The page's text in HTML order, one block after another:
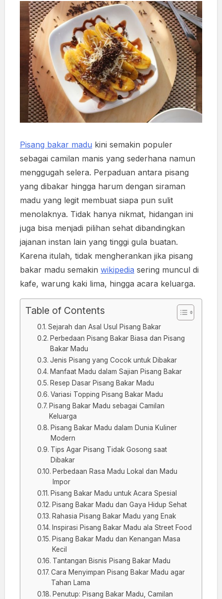
Pisang bakar madu kini semakin populer
sebagai camilan manis yang sederhana namun
menggugah selera. Perpaduan antara pisang
yang dibakar hingga harum dengan siraman
madu yang legit membuat siapa pun sulit
menolaknya. Tidak hanya nikmat, hidangan ini
juga bisa menjadi pilihan sehat dibandingkan
jajanan instan lain yang tinggi gula buatan.
Karena itulah, tidak mengherankan jika pisang
bakar madu semakin wikipedia sering muncul di
kafe, warung kaki lima, hingga acara keluarga.
Table of Contents
Sejarah dan Asal Usul Pisang Bakar
Perbedaan Pisang Bakar Biasa dan Pisang
Bakar Madu
Jenis Pisang yang Cocok untuk Dibakar
Manfaat Madu dalam Sajian Pisang Bakar
Resep Dasar Pisang Bakar Madu
Variasi Topping Pisang Bakar Madu
Pisang Bakar Madu sebagai Camilan
Keluarga
Pisang Bakar Madu dalam Dunia Kuliner
Modern
Tips Agar Pisang Tidak Gosong saat
Dibakar
Perbedaan Rasa Madu Lokal dan Madu
Impor
Pisang Bakar Madu untuk Acara Spesial
Pisang Bakar Madu dan Gaya Hidup Sehat
Rahasia Pisang Bakar Madu yang Enak
Inspirasi Pisang Bakar Madu ala Street Food
Pisang Bakar Madu dan Kenangan Masa
Kecil
Tantangan Bisnis Pisang Bakar Madu
Cara Menyimpan Pisang Bakar Madu agar
Tahan Lama
Penutup: Pisang Bakar Madu, Camilan